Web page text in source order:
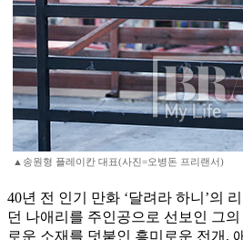
▲송원형 플레이칸 대표(사진=오병돈 프리랜서)
40년 전 인기 만화 ‘달려라 하니’의
던 나애리를 주인공으로 선보인 그
로운 소재를 덧붙인 흥미로운 전개,